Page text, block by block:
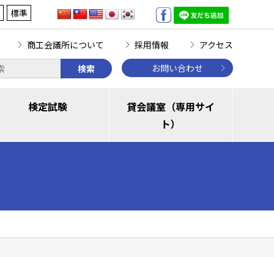
標準
商工会議所について 採用情報
アクセス
検索
お問い合わせ
検定試験
貸会議室（専用サイ
ト）